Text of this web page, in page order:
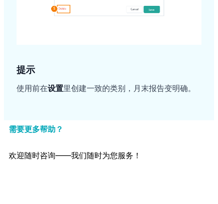
提示
使用前在设置里创建一致的类别，月末报告变明确。
需要更多帮助？
欢迎随时咨询——我们随时为您服务！